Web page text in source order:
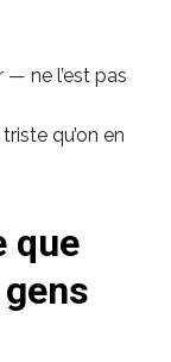
ne l’est pas
qu’on en
que